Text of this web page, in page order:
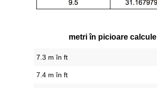
metri în picioare calcule
7.3 m în ft
7.4 m în ft